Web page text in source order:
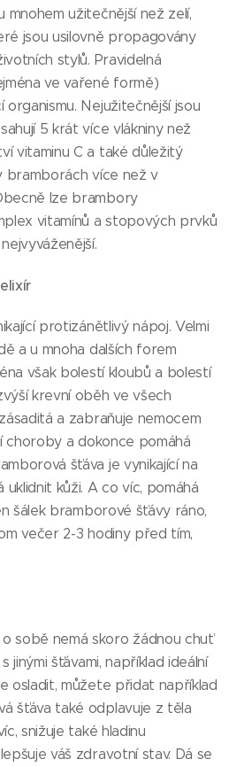
mnohem užitečnější než zelí,
jsou usilovně propagovány
stylů. Pravidelná
ve vařené formě)
organismu. Nejužitečnější jsou
5 krát více vlákniny než
vitaminu C a také důležitý
bramborách více než v
lze brambory
vitamínů a stopových prvků
protizánětlivý nápoj. Velmi
a u mnoha dalších forem
však bolestí kloubů a bolestí
krevní oběh ve všech
a zabraňuje nemocem
choroby a dokonce pomáhá
šťáva je vynikající na
uklidnit kůži. A co víc, pomáhá
šálek bramborové šťávy ráno,
večer 2-3 hodiny před tím,
sobě nemá skoro žádnou chuť
jinými šťávami, například ideální
osladit, můžete přidat například
šťáva také odplavuje z těla
snižuje také hladinu
váš zdravotní stav. Dá se